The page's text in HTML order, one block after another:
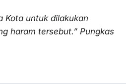
Kota untuk dilakukan
haram tersebut.” Pungkas